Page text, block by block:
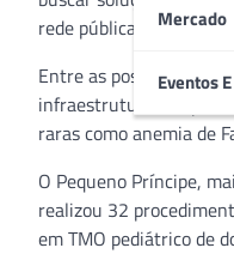
Mercado
Eventos
rede pública de saúde.
Entre as possibilidades
infraestrutura e
raras como anemia de
O Pequeno Príncipe,
realizou 32
em TMO pediátrico de